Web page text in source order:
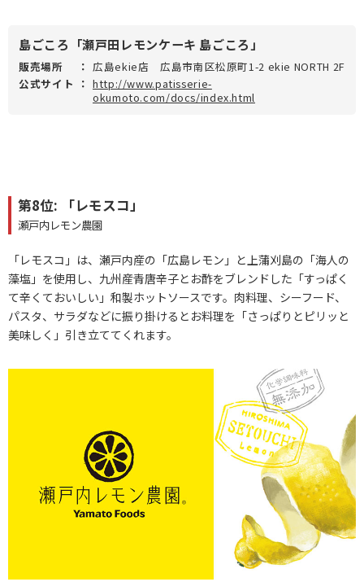
島ごころ「瀬戸田レモンケーキ 島ごころ」
販売場所 ： 広島ekie店 広島市南区松原町1-2 ekie NORTH 2F
公式サイト
： http://www.patisserie-
okumoto.com/docs/index.html
第8位: 「レモスコ」
瀬戸内レモン農園
「レモスコ」は、瀬戸内産の「広島レモン」と上蒲刈島の「海人の
藻塩」を使用し、九州産青唐辛子とお酢をブレンドした「すっぱく
て辛くておいしい」和製ホットソースです。肉料理、シーフード、
パスタ、サラダなどに振り掛けるとお料理を「さっぱりとピリッと
美味しく」引き立ててくれます。